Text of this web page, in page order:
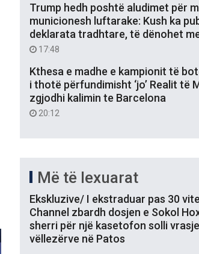
Trump hedh poshtë aludimet për
municionesh luftarake: Kush ka
deklarata tradhtare, të dënohet
17:48
Kthesa e madhe e kampionit të
i thotë përfundimisht ‘jo’ Realit të
zgjodhi kalimin te Barcelona
20:12
Më të lexuarat
Ekskluzive/ I ekstraduar pas 30
Channel zbardh dosjen e Sokol
sherri për një kasetofon solli
vëllezërve në Patos